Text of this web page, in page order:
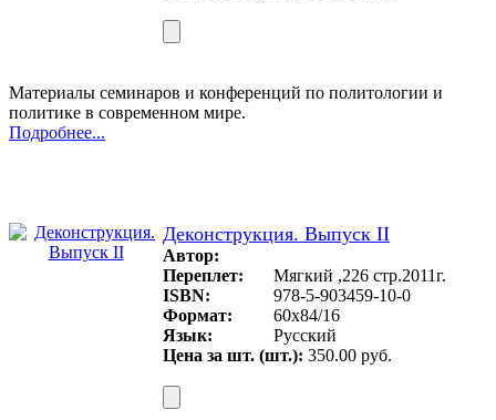
Материалы семинаров и конференций по политологии и
политике в современном мире.
Подробнее...
Деконструкция. Выпуск II
Автор:
Переплет:
Мягкий ,226 стр.2011г.
ISBN:
978-5-903459-10-0
Формат:
60х84/16
Язык:
Русский
Цена за шт. (шт.): 350.00 руб.